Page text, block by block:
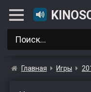
Главная Игры